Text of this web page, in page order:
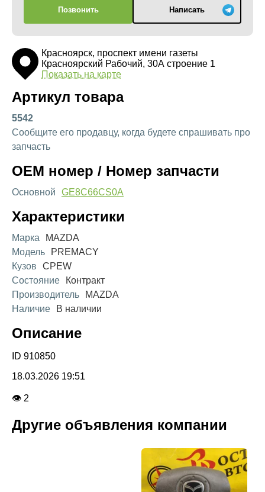
Позвонить Написать
Красноярск, проспект имени газеты
Красноярский Рабочий, 30А строение 1
Показать на карте
Артикул товара
5542
Сообщите его продавцу, когда будете спрашивать про
запчасть
OEM номер / Номер запчасти
Основной GE8C66CS0A
Характеристики
Марка
MAZDA
Модель
PREMACY
Кузов
CPEW
Состояние
Контракт
Производитель
MAZDA
Наличие
В наличии
Описание
ID 910850
18.03.2026 19:51
👁 2
Другие объявления компании